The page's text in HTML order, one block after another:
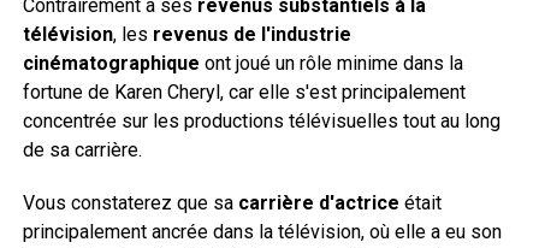
Contrairement à ses revenus substantiels à la
télévision, les revenus de l'industrie
cinématographique ont joué un rôle minime dans la
fortune de Karen Cheryl, car elle s'est principalement
concentrée sur les productions télévisuelles tout au long
de sa carrière.
Vous constaterez que sa carrière d'actrice était
principalement ancrée dans la télévision, où elle a eu son